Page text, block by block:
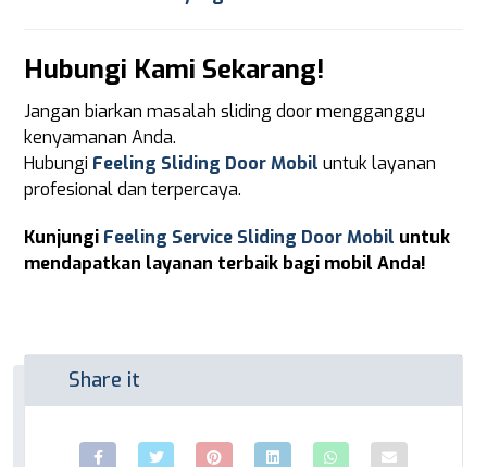
Hubungi Kami Sekarang!
Jangan biarkan masalah sliding door mengganggu
kenyamanan Anda.
Hubungi Feeling Sliding Door Mobil untuk layanan
profesional dan terpercaya.
Kunjungi Feeling Service Sliding Door Mobil untuk
mendapatkan layanan terbaik bagi mobil Anda!